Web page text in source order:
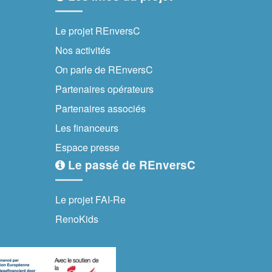
Le projet REnversC
Nos activités
On parle de REnversC
Partenaires opérateurs
Partenaires associés
Les financeurs
Espace presse
Le passé de REnversC
Le projet FAI-Re
RenoKids